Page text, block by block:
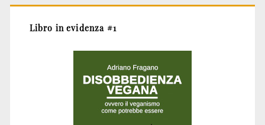
Libro in evidenza #1